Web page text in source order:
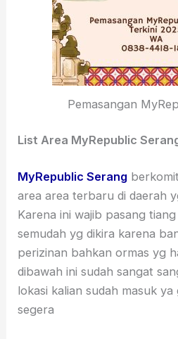
Pemasangan
List Area MyRepublic
MyRepublic Serang
area area terbaru di daerah
Karena ini wajib pasang
semudah yg dikira karena
perizinan bahkan ormas yg
dibawah ini sudah sangat
lokasi kalian sudah masuk
segera